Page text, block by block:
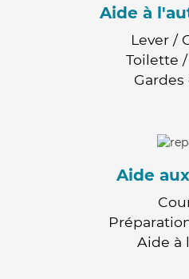
Aide à
Lever /
Toilette
Aide
Aide à